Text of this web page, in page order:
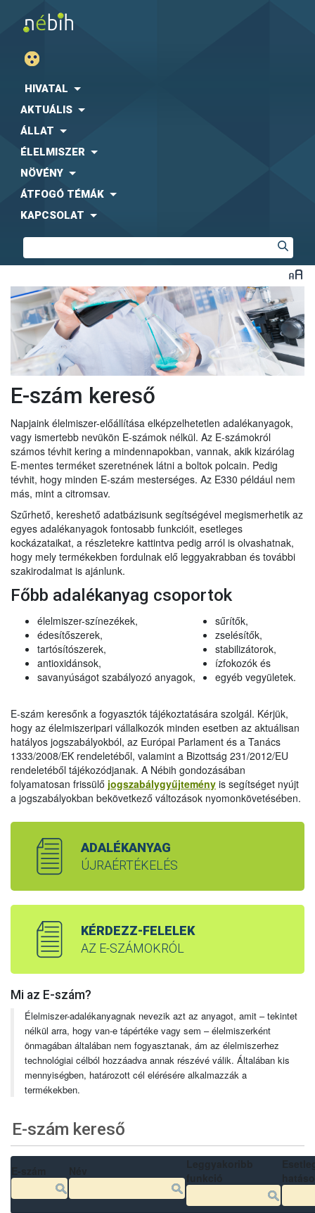
HIVATAL
AKTUÁLIS
ÁLLAT
ÉLELMISZER
NÖVÉNY
ÁTFOGÓ TÉMÁK
KAPCSOLAT
E-szám kereső
Napjaink élelmiszer-előállítása elképzelhetetlen adalékanyagok,
vagy ismertebb nevükön E-számok nélkül. Az E-számokról
számos tévhit kering a mindennapokban, vannak, akik kizárólag
E-mentes terméket szeretnének látni a boltok polcain. Pedig
tévhit, hogy minden E-szám mesterséges. Az E330 például nem
más, mint a citromsav.
Szűrhető, kereshető adatbázisunk segítségével megismerhetik az
egyes adalékanyagok fontosabb funkcióit, esetleges
kockázataikat, a részletekre kattintva pedig arról is olvashatnak,
hogy mely termékekben fordulnak elő leggyakrabban és további
szakirodalmat is ajánlunk.
Főbb adalékanyag csoportok
élelmiszer-színezékek,
édesítőszerek,
tartósítószerek,
antioxidánsok,
savanyúságot szabályozó anyagok,
sűrítők,
zselésítők,
stabilizátorok,
ízfokozók és
egyéb vegyületek.
E-szám keresőnk a fogyasztók tájékoztatására szolgál. Kérjük,
hogy az élelmiszeripari vállalkozók minden esetben az aktuálisan
hatályos jogszabályokból, az Európai Parlament és a Tanács
1333/2008/EK rendeletéből, valamint a Bizottság 231/2012/EU
rendeletéből tájékozódjanak. A Nébih gondozásában
folyamatosan frissülő jogszabálygyűjtemény is segítséget nyújt
a jogszabályokban bekövetkező változások nyomonkövetésében.
ADALÉKANYAG
ÚJRAÉRTÉKELÉS
KÉRDEZZ-FELELEK
AZ E-SZÁMOKRÓL
Mi az E-szám?
Élelmiszer-adalékanyagnak nevezik azt az anyagot, amit – tekintet
nélkül arra, hogy van-e tápértéke vagy sem – élelmiszerként
önmagában általában nem fogyasztanak, ám az élelmiszerhez
technológiai célból hozzáadva annak részévé válik. Általában kis
mennyiségben, határozott cél elérésére alkalmazzák a
termékekben.
E-szám kereső